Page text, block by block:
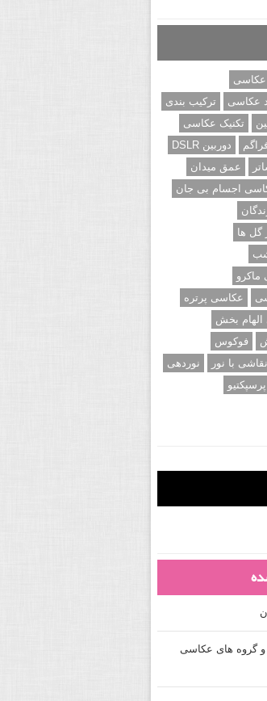
عکاسی
عکاسی
ترکیب بندی
تکنیک عکاسی
عمق میدان
اجسام بی جان
گل ها
شب
عکاسی پرتره
بخش